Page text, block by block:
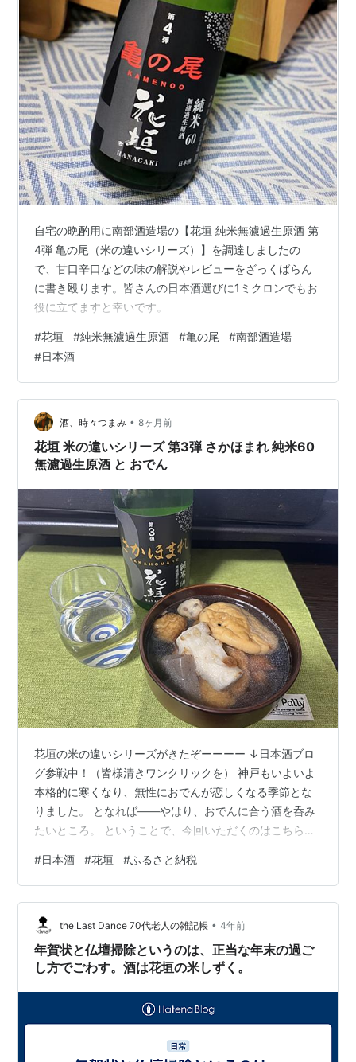
自宅の晩酌用に南部酒造場の【花垣 純米無濾過生原酒 第
4弾 亀の尾（米の違いシリーズ）】を調達しましたの
で、甘口辛口などの味の解説やレビューをざっくばらん
に書き殴ります。皆さんの日本酒選びに1ミクロンでもお
役に立てますと幸いです。
#花垣 #純米無濾過生原酒 #亀の尾 #南部酒造場
#日本酒
酒、時々つまみ • 8ヶ月前
花垣 米の違いシリーズ 第3弾 さかほまれ 純米60
無濾過生原酒 と おでん
花垣の米の違いシリーズがきたぞーーーー ↓日本酒ブロ
グ参戦中！（皆様清きワンクリックを） 神戸もいよいよ
本格的に寒くなり、無性におでんが恋しくなる季節とな
りました。 となれば――やはり、おでんに合う酒を呑み
たいところ。 ということで、今回いただくのはこちら。
原酒はながき こめのちがいしりーずだい3だん さかほま
れじゅんまい60むろかなまげんしゅ 精米歩合：60%アル
コール度数：18%日本酒度：非公開 酸度：非公開 アミノ
酸度：非公開 酵母：非公開 原料米：さかほまれ製造者：
株式会社南部酒造場 実は前回も購入した一本。しかも、
今回のあて…
#日本酒 #花垣 #ふるさと納税
the Last Dance 70代老人の雑記帳 • 4年前
年賀状と仏壇掃除というのは、正当な年末の過ご
し方でごわす。酒は花垣の米しずく。